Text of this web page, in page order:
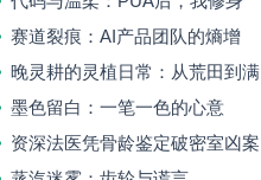
赛道裂痕：AI产品团队的熵增
晚灵耕的灵植日常：从荒田到满
墨色留白：一笔一色的心意
资深法医凭骨龄鉴定破密室凶案